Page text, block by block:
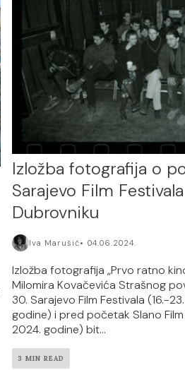
Izložba fotografija o
Sarajevo Film
Dubrovniku
Iva Marušić 04.06.2024.
Izložba fotografija „Prvo ratno
Milomira Kovačevića Strašnog
30. Sarajevo Film Festivala (16.-
godine) i pred početak Slano Film
2024. godine) bit...
3 MIN READ